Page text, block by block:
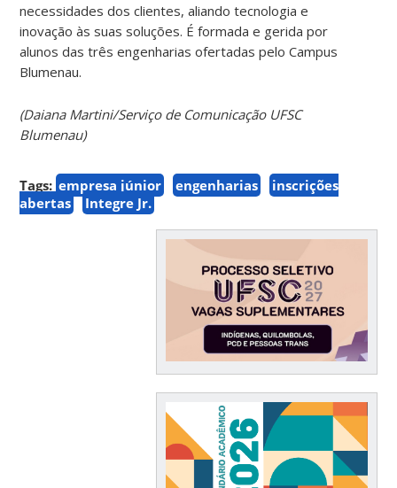
necessidades dos clientes, aliando tecnologia e
inovação às suas soluções. É formada e gerida por
alunos das três engenharias ofertadas pelo Campus
Blumenau.
(Daiana Martini/Serviço de Comunicação UFSC
Blumenau)
Tags: empresa júnior engenharias
inscrições
abertas
Integre Jr.